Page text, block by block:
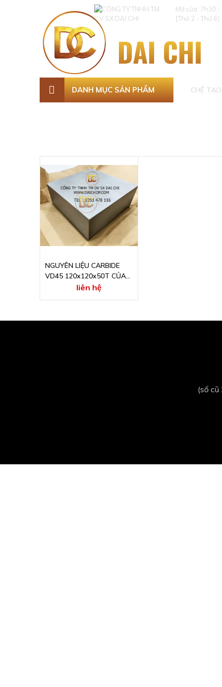
Mở cửa: 7h30
[Thứ 2 - Thứ 6]
DAI CHI
DANH MỤC SẢN PHẨM CHẾ
NGUYÊN LIỆU CARBIDE
VD45 120x120x50T CỦA
HÃNG NISSIN -JAPAN
liên hệ
(số cũ